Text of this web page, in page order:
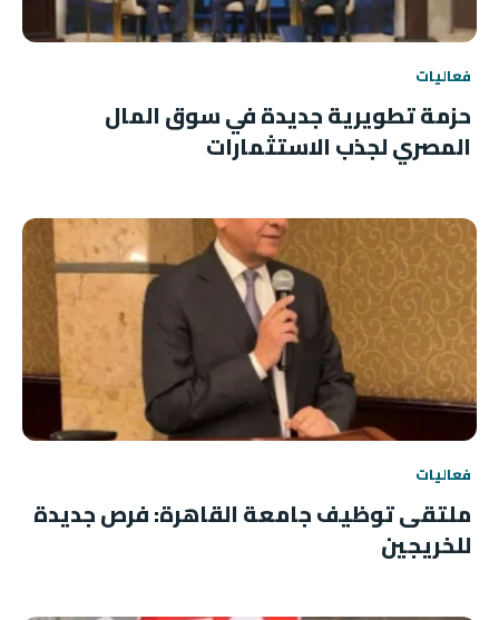
فعاليات
حزمة تطويرية جديدة في سوق المال
المصري لجذب الاستثمارات
فعاليات
ملتقى توظيف جامعة القاهرة: فرص جديدة
للخريجين